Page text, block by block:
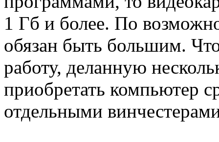
1 Гб и более. По
обязан быть большим.
работу, деланную
приобретать компьютер
отдельными